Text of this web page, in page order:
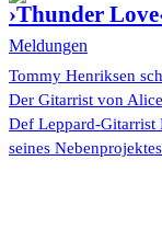
›Thunder
Meldungen
Tommy Henriksen
Der Gitarrist von
Def Leppard-Gitarrist
seines